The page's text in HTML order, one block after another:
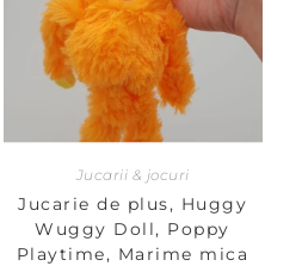
Jucarii & jocuri
Jucarie de plus, Huggy
Wuggy Doll, Poppy
Playtime, Marime mica